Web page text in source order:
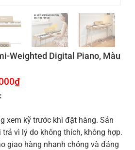
Weighted Digital Piano, Màu
₫Giá
xem kỹ trước khi đặt hàng. Sản
vì lý do không thích, không hợp.
giao hàng nhanh chóng và đáng